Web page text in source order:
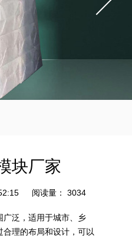
块厂家
阅读量： 3034
广泛，适用于城市、乡
理的布局和设计，可以